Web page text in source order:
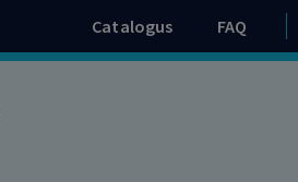
Catalogus FAQ